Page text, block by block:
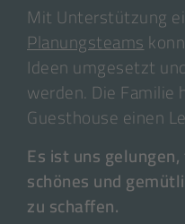
Mit Unterstützung
Planungsteams
Ideen umgesetzt
werden. Die Familie
Guesthouse einen
Es ist uns
schönes und
zu schaffen.